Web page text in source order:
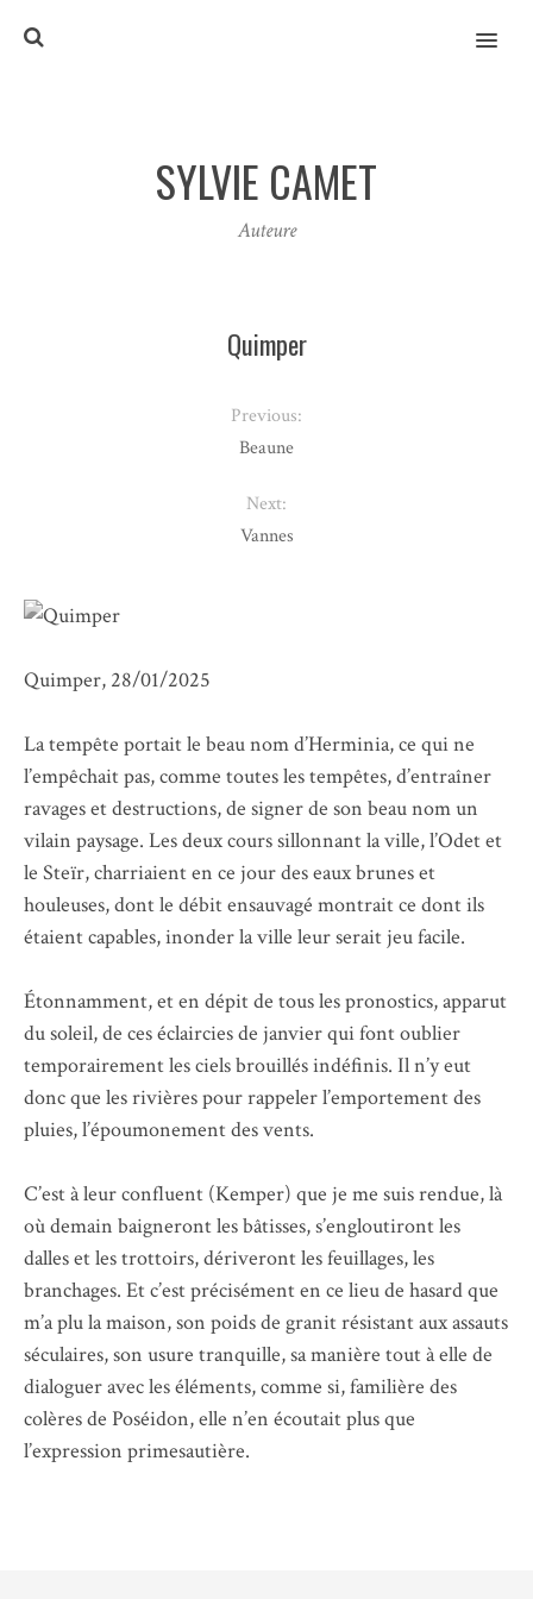
MENU
SYLVIE CAMET
Auteure
Quimper, 28/01/2025
La tempête portait le beau nom d’Herminia, ce qui ne
l’empêchait pas, comme toutes les tempêtes, d’entraîner
ravages et destructions, de signer de son beau nom un
vilain paysage. Les deux cours sillonnant la ville, l’Odet et
le Steïr, charriaient en ce jour des eaux brunes et
houleuses, dont le débit ensauvagé montrait ce dont ils
étaient capables, inonder la ville leur serait jeu facile.
Étonnamment, et en dépit de tous les pronostics, apparut
du soleil, de ces éclaircies de janvier qui font oublier
temporairement les ciels brouillés indéfinis. Il n’y eut
donc que les rivières pour rappeler l’emportement des
pluies, l’époumonement des vents.
C’est à leur confluent (Kemper) que je me suis rendue, là
où demain baigneront les bâtisses, s’engloutiront les
dalles et les trottoirs, dériveront les feuillages, les
branchages. Et c’est précisément en ce lieu de hasard que
m’a plu la maison, son poids de granit résistant aux assauts
séculaires, son usure tranquille, sa manière tout à elle de
dialoguer avec les éléments, comme si, familière des
colères de Poséidon, elle n’en écoutait plus que
l’expression primesautière.
Quimper
Previous:
Beaune
Next:
Vannes